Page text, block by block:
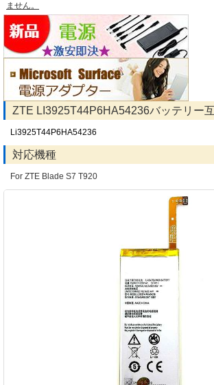
ません。
ZTE LI3925T44P6HA54236バッテリー
Li3925T44P6HA54236
対応機種
For ZTE Blade S7 T920